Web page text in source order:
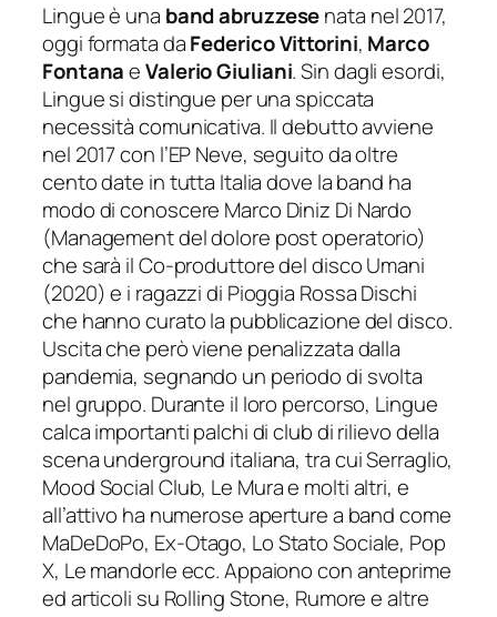
Lingue è una band abruzzesenata nel 2017,
oggi formata daFederico Vittorini, Marco
FontanaeValerio Giuliani. Sin dagli esordi,
Lingue si distingue per una spiccata
necessità comunicativa. Il debutto avviene
nel 2017 con l’EP Neve, seguito da oltre
cento date in tutta Italia dove la band ha
modo di conoscere Marco Diniz Di Nardo
(Management del dolore post operatorio)
che sarà il Co-produttore del disco Umani
(2020) e i ragazzi di Pioggia Rossa Dischi
che hanno curato la pubblicazione del disco.
Uscita che però viene penalizzata dalla
pandemia, segnando un periodo di svolta
nel gruppo. Durante il loro percorso, Lingue
calca importanti palchi di club di rilievo della
scena underground italiana, tra cui Serraglio,
Mood Social Club, Le Mura e molti altri, e
all’attivo ha numerose aperture a band come
MaDeDoPo, Ex-Otago, Lo Stato Sociale, Pop
X, Le mandorle ecc. Appaiono con anteprime
ed articoli su Rolling Stone, Rumore e altre